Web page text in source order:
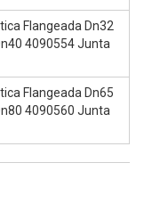
Flangeada Dn32
4090554 Junta
Flangeada Dn65
4090560 Junta